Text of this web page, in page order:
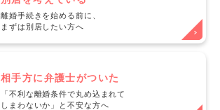
離婚手続きを始める前に、
まずは別居したい方へ
相手方に弁護士がついた
「不利な離婚条件で丸め込まれて
しまわないか」と不安な方へ